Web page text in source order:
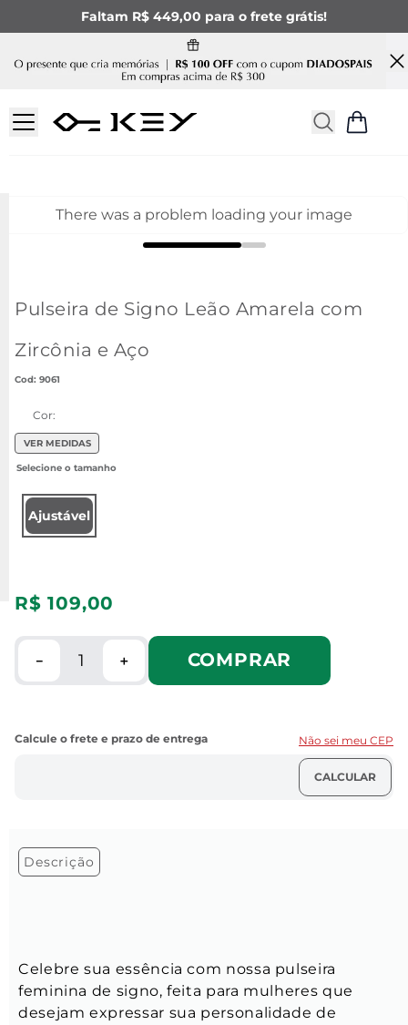
Faltam R$ 449,00 para o frete grátis!
There was a problem loading your image
Pulseira de Signo Leão Amarela com
Zircônia e Aço
: 9061
Cor:
VER MEDIDAS
Ajustável
R$ 109,00
＋
－ COMPRAR
Não sei meu CEP
Descrição
Celebre sua essência com nossa pulseira
feminina de signo, feita para mulheres que
desejam expressar sua personalidade de